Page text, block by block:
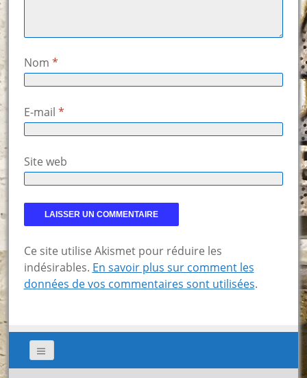
Nom *
E-mail *
Site web
Ce site utilise Akismet pour réduire les
indésirables. En savoir plus sur comment les
données de vos commentaires sont utilisées.